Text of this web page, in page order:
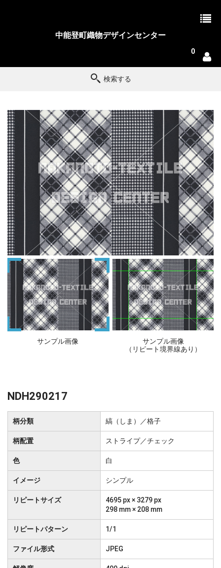
中能登町織物デザインセンター
0
検索する
サンプル画像
サンプル画像
（リピート境界線あり）
NDH290217
柄分類 縞（しま）／格子
柄配置 ストライプ／チェック
色 白
イメージ シンプル
リピートサイズ
4695 px × 3279 px
298 mm × 208 mm
リピートパターン 1/1
ファイル形式 JPEG